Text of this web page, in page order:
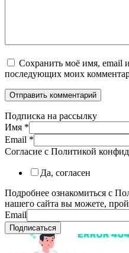
Сохранить моё имя, email
последующих моих
Подписка на рассылку
Имя *
Email *
Согласие с Политикой
Да, согласен
Подробнее ознакомиться с
нашего сайта вы можете,
Email
Подписаться